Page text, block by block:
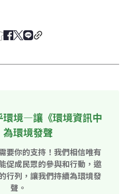
環境—讓《環境資訊中
為環境發聲
要你的支持！我們相信唯有
促成民眾的參與和行動，邀
行列，讓我們持續為環境發
聲。